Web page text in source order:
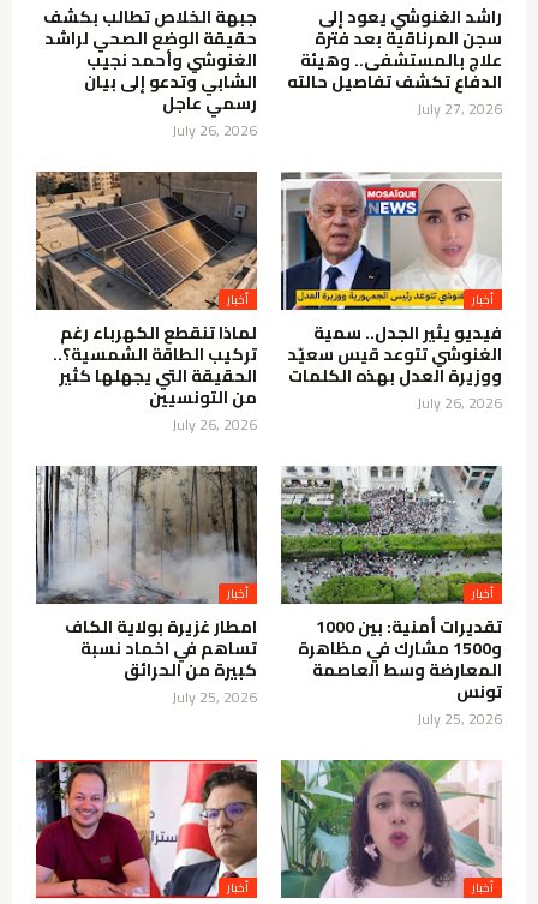
راشد الغنوشي يعود إلى
سجن المرناقية بعد فترة
علاج بالمستشفى.. وهيئة
الدفاع تكشف تفاصيل حالته
July 27, 2026
جبهة الخلاص تطالب بكشف
حقيقة الوضع الصحي لراشد
الغنوشي وأحمد نجيب
الشابي وتدعو إلى بيان
رسمي عاجل
July 26, 2026
أخبار
فيديو يثير الجدل.. سمية
الغنوشي تتوعد قيس سعيّد
ووزيرة العدل بهذه الكلمات
July 26, 2026
أخبار
لماذا تنقطع الكهرباء رغم
تركيب الطاقة الشمسية؟..
الحقيقة التي يجهلها كثير
من التونسيين
July 26, 2026
أخبار
تقديرات أمنية: بين 1000
و1500 مشارك في مظاهرة
المعارضة وسط العاصمة
تونس
July 25, 2026
أخبار
امطار غزيرة بولاية الكاف
تساهم في اخماد نسبة
كبيرة من الحرائق
July 25, 2026
أخبار أخبار